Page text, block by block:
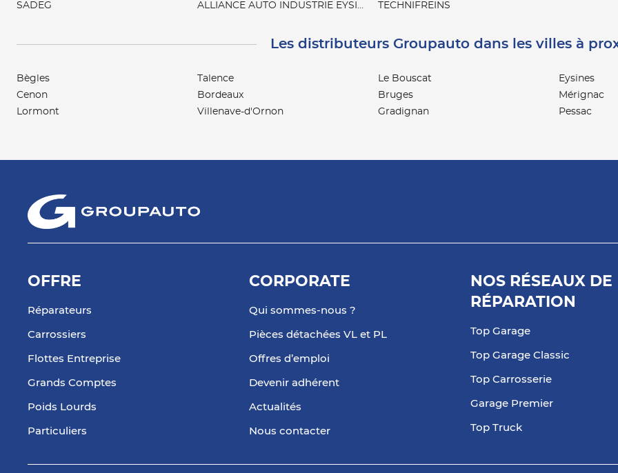
SADEG
ALLIANCE AUTO INDUSTRIE EYSINES
TECHNIFREINS
Les distributeurs Groupauto dans les villes à
Bègles
Cenon
Lormont
Talence
Bordeaux
Villenave-d'Ornon
Le Bouscat
Bruges
Gradignan
Eysines
Mérignac
Pessac
OFFRE
Réparateurs
Carrossiers
Flottes Entreprise
Grands Comptes
Poids Lourds
Particuliers
CORPORATE
Qui sommes-nous ?
Pièces détachées VL et PL
Offres d’emploi
Devenir adhérent
Actualités
Nous contacter
NOS RÉSEAUX DE
RÉPARATION
Top Garage
Top Garage Classic
Top Carrosserie
Garage Premier
Top Truck